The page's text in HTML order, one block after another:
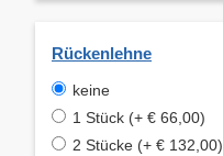
Rückenlehne
keine
1 Stück (+ € 66,00)
2 Stücke (+ € 132,00)